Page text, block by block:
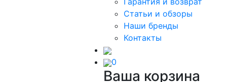
Статьи и обзоры
Наши бренды
Контакты
0
Ваша корзина